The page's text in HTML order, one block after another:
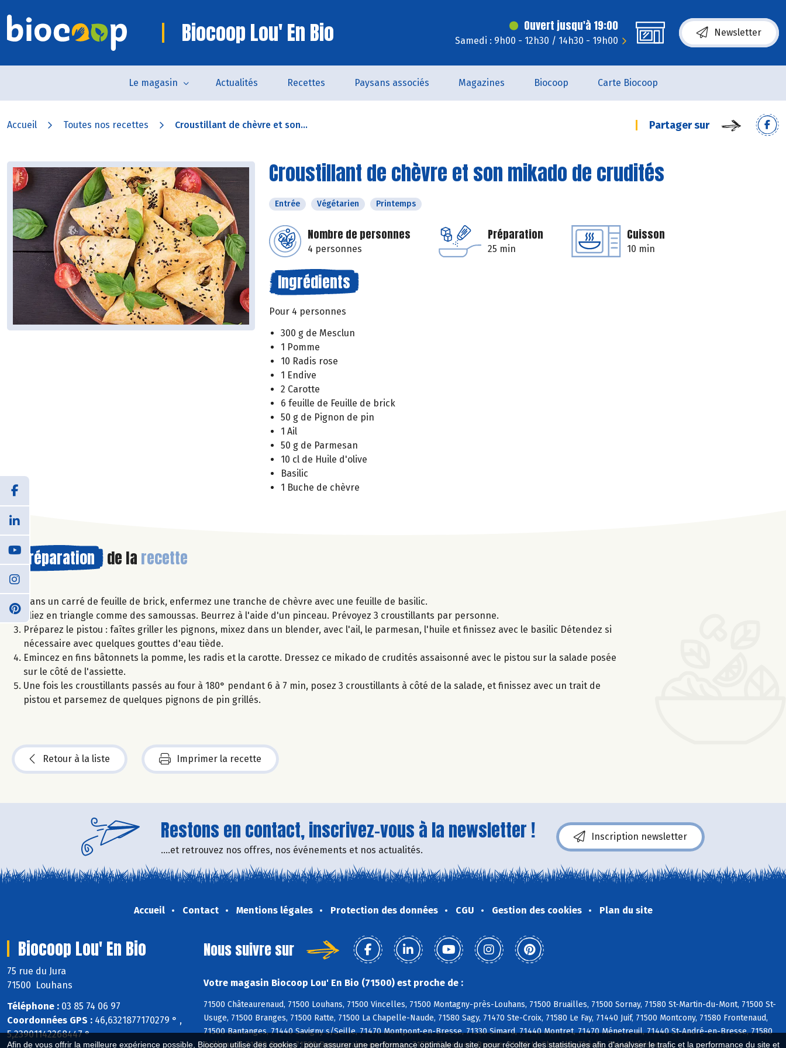
Afin de vous offrir la meilleure expérience possible, Biocoop utilise des cookies : pour assurer une performance optimale du site, pour récolter des statistiques afin d'analyser le trafic et la performance du site et
Biocoop Lou' En Bio Ouvert jusqu'à 19:00
Samedi : 9h00 - 12h30 / 14h30 - 19h00
Newsletter
Le magasin Actualités Recettes Paysans associés Magazines Biocoop Carte Biocoop
Accueil Toutes nos recettes Croustillant de chèvre et son... Partager sur
Croustillant de chèvre et son mikado de crudités
Entrée Végétarien Printemps
Nombre de personnes
4 personnes
Préparation
25 min
Cuisson
10 min
Ingrédients
Pour 4 personnes
300 g de Mesclun
1 Pomme
10 Radis rose
1 Endive
2 Carotte
6 feuille de Feuille de brick
50 g de Pignon de pin
1 Ail
50 g de Parmesan
10 cl de Huile d'olive
Basilic
1 Buche de chèvre
Préparation de la recette
Dans un carré de feuille de brick, enfermez une tranche de chèvre avec une feuille de basilic.
Pliez en triangle comme des samoussas. Beurrez à l'aide d'un pinceau. Prévoyez 3 croustillants par personne.
Préparez le pistou : faîtes griller les pignons, mixez dans un blender, avec l'ail, le parmesan, l'huile et finissez avec le basilic Détendez si
nécessaire avec quelques gouttes d'eau tiède.
Emincez en fins bâtonnets la pomme, les radis et la carotte. Dressez ce mikado de crudités assaisonné avec le pistou sur la salade posée
sur le côté de l'assiette.
Une fois les croustillants passés au four à 180° pendant 6 à 7 min, posez 3 croustillants à côté de la salade, et finissez avec un trait de
pistou et parsemez de quelques pignons de pin grillés.
Retour à la liste Imprimer la recette
Restons en contact, inscrivez-vous à la newsletter !
....et retrouvez nos offres, nos événements et nos actualités.
Inscription newsletter
Accueil Contact Mentions légales Protection des données CGU Gestion des cookies Plan du site
Biocoop Lou' En Bio
75 rue du Jura
71500 Louhans
Téléphone : 03 85 74 06 97
Coordonnées GPS : 46,6321877170279 ° ,
5,23901142268447 °
Nous suivre sur
Votre magasin Biocoop Lou' En Bio (71500) est proche de :
71500 Châteaurenaud, 71500 Louhans, 71500 Vincelles, 71500 Montagny-près-Louhans, 71500 Bruailles, 71500 Sornay, 71580 St-Martin-du-Mont, 71500 St-
Usuge, 71500 Branges, 71500 Ratte, 71500 La Chapelle-Naude, 71580 Sagy, 71470 Ste-Croix, 71580 Le Fay, 71440 Juif, 71500 Montcony, 71580 Frontenaud,
71500 Bantanges, 71440 Savigny s/Seille, 71470 Montpont-en-Bresse, 71330 Simard, 71440 Montret, 71470 Ménetreuil, 71440 St-André-en-Bresse, 71580
Saillenard, 71290 Rancy, 71580 Beaurepaire-en-Bresse, 71580 Flacey-en-Bresse, 71470 La Chapelle-Thècle, 71440 Vérissey